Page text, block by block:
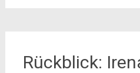
Rückblick: